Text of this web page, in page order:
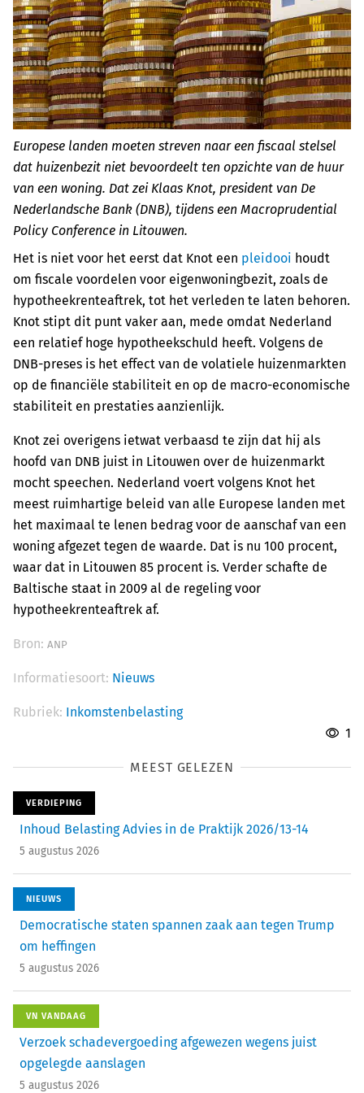
Europese landen moeten streven naar een fiscaal stelsel
dat huizenbezit niet bevoordeelt ten opzichte van de huur
van een woning. Dat zei Klaas Knot, president van De
Nederlandsche Bank (DNB), tijdens een Macroprudential
Policy Conference in Litouwen.
Het is niet voor het eerst dat Knot een pleidooi houdt
om fiscale voordelen voor eigenwoningbezit, zoals de
hypotheekrenteaftrek, tot het verleden te laten behoren.
Knot stipt dit punt vaker aan, mede omdat Nederland
een relatief hoge hypotheekschuld heeft. Volgens de
DNB-preses is het effect van de volatiele huizenmarkten
op de financiële stabiliteit en op de macro-economische
stabiliteit en prestaties aanzienlijk.
Knot zei overigens ietwat verbaasd te zijn dat hij als
hoofd van DNB juist in Litouwen over de huizenmarkt
mocht speechen. Nederland voert volgens Knot het
meest ruimhartige beleid van alle Europese landen met
het maximaal te lenen bedrag voor de aanschaf van een
woning afgezet tegen de waarde. Dat is nu 100 procent,
waar dat in Litouwen 85 procent is. Verder schafte de
Baltische staat in 2009 al de regeling voor
hypotheekrenteaftrek af.
Bron: ANP
Informatiesoort: Nieuws
Rubriek: Inkomstenbelasting
1
MEEST GELEZEN
VERDIEPING
Inhoud Belasting Advies in de Praktijk 2026/13-14
5 augustus 2026
NIEUWS
Democratische staten spannen zaak aan tegen Trump
om heffingen
5 augustus 2026
VN VANDAAG
Verzoek schadevergoeding afgewezen wegens juist
opgelegde aanslagen
5 augustus 2026